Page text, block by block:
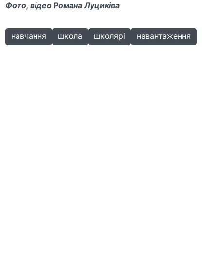
Фото, відео Романа Луциківа
навчання школа школярі навантаження